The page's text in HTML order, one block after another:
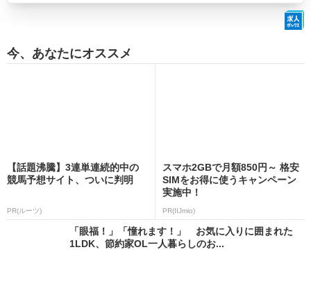
今、あなたにオススメ
【話題沸騰】3連単連続的中の
競馬予想サイト、ついに判明
PR(ルーツ)
スマホ2GBで月額850円～ 格安
SIMをお得に使うキャンペーン
実施中！
PR(IIJmio)
「眼福！」「憧れます！」 お気に入りに囲まれた
1LDK、節約家OL一人暮らしのお...